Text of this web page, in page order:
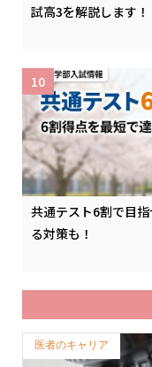
試高3を解説します！
共通テスト6割で目
る対策も！
10
医者のキャリア